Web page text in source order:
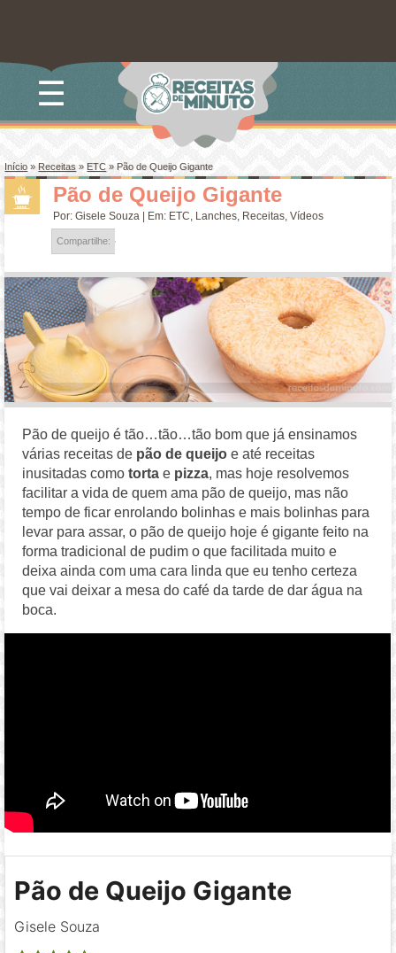
☰
Início»Receitas » ETC »Pão de Queijo Gigante
Pão de Queijo Gigante
Por:Gisele Souza | Em: ETC, Lanches, Receitas,Vídeos
Compartilhe:
Pão de queijo é tão…tão…tão bom que já ensinamos
várias receitas de pão de queijo e até receitas
inusitadas como torta e pizza, mas hoje resolvemos
facilitar a vida de quem ama pão de queijo, mas não
tempo de ficar enrolando bolinhas e mais bolinhas para
levar para assar, o pão de queijo hoje é gigante feito na
forma tradicional de pudim o que facilitada muito e
deixa ainda com uma cara linda que eu tenho certeza
que vai deixar a mesa do café da tarde de dar água na
boca.
Pão de Queijo Gigante
Gisele Souza